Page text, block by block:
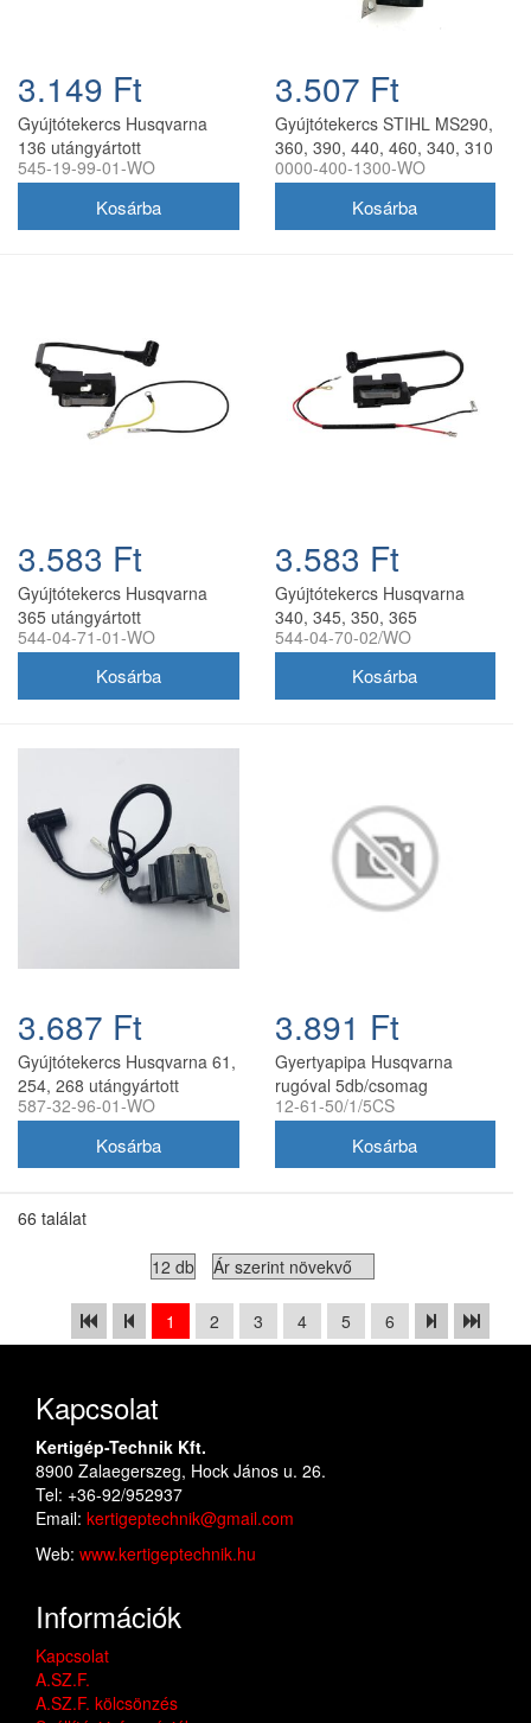
3.149 Ft
Gyújtótekercs Husqvarna
136 utángyártott
545-19-99-01-WO
3.507 Ft
Gyújtótekercs STIHL MS290,
360, 390, 440, 460, 340, 310
0000-400-1300-WO
3.583 Ft
Gyújtótekercs Husqvarna
365 utángyártott
544-04-71-01-WO
3.583 Ft
Gyújtótekercs Husqvarna
340, 345, 350, 365
utángyártott
544-04-70-02/WO
3.687 Ft
Gyújtótekercs Husqvarna 61,
254, 268 utángyártott
587-32-96-01-WO
3.891 Ft
Gyertyapipa Husqvarna
rugóval 5db/csomag
utángyártott
12-61-50/1/5CS
66 találat
1 2 3 4 5 6
Kapcsolat
Kertigép-Technik Kft.
8900 Zalaegerszeg, Hock János u. 26.
Tel: +36-92/952937
Email: kertigeptechnik@gmail.com
Web: www.kertigeptechnik.hu
Információk
Kapcsolat
A.SZ.F.
A.SZ.F. kölcsönzés